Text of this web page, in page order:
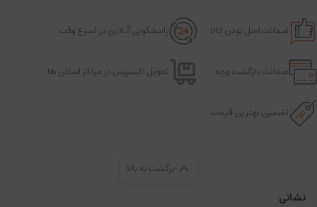
ضمانت اصل بودن کالا پاسخگویی آنلاین در اسرع وقت
ضمانت بازگشت وجه تحویل اکسپرس در مراکز استان ها
تضمین بهترین قیمت
برگشت به بالا
نشانی